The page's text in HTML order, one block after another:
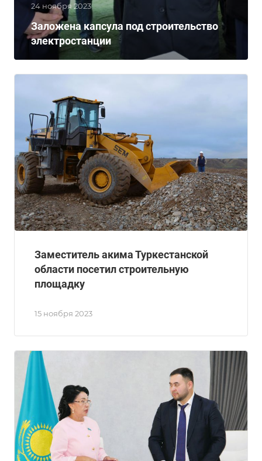
24 ноября 2023
Заложена капсула под строительство
электростанции
15 ноября 2023
Заместитель акима Туркестанской
области посетил строительную
площадку